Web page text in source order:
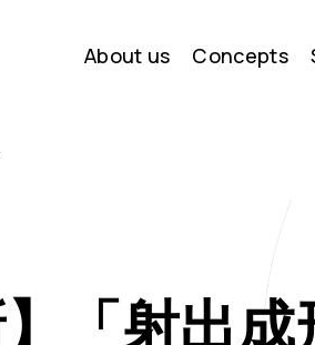
About us Concepts
「射出